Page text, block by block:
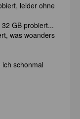
leider ohne
GB probiert...
was woanders
schonmal